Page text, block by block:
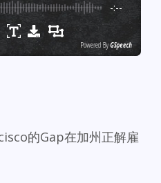
-:--
Powered By GSpeech
的Gap在加州正解雇